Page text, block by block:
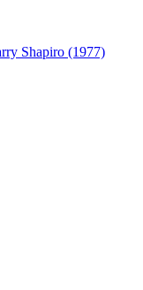
Shapiro (1977)